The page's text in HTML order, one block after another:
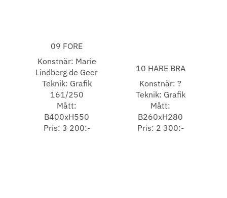
09 FORE
Konstnär: Marie
Lindberg de Geer
Teknik: Grafik
161/250
Mått:
B400xH550
Pris: 3 200:-
10 HARE BRA
Konstnär: ?
Teknik: Grafik
Mått:
B260xH280
Pris: 2 300:-